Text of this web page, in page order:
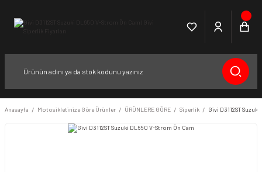
Anasayfa Motosikletinize Göre Ürünler ÜRÜNLERE GÖRE Siperlik Givi D3112ST